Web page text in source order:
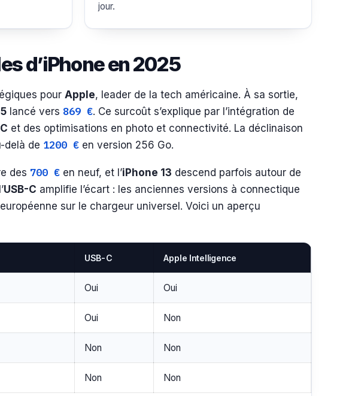
jour.
d’iPhone en 2025
pour Apple, leader de la tech américaine. À sa sortie,
lancé vers 869 €. Ce surcoût s’explique par l’intégration de
et des optimisations en photo et connectivité. La déclinaison
delà de 1200 € en version 256 Go.
des 700 € en neuf, et l’iPhone 13 descend parfois autour de
USB-C amplifie l’écart : les anciennes versions à connectique
sur le chargeur universel. Voici un aperçu
USB-C Apple Intelligence
Oui Oui
Oui Non
Non Non
Non Non